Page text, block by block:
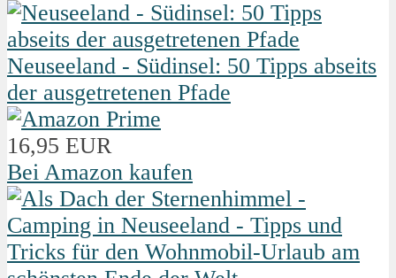
Neuseeland - Südinsel: 50 Tipps abseits
der ausgetretenen Pfade
16,95 EUR
Bei Amazon kaufen